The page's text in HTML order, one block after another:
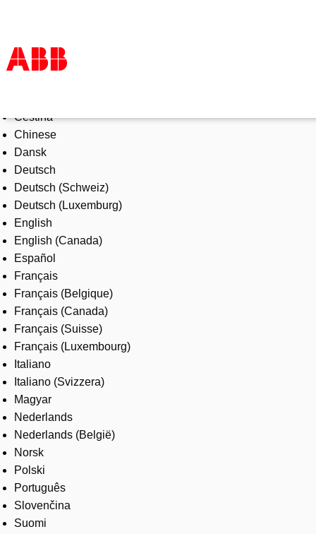
Products & Solutions
Industries
Services
About us
Where to buy
Contact us
Careers
Čeština
Chinese
Dansk
Deutsch
Deutsch (Schweiz)
Deutsch (Luxemburg)
English
English (Canada)
Español
Français
Français (Belgique)
Français (Canada)
Français (Suisse)
Français (Luxembourg)
Italiano
Italiano (Svizzera)
Magyar
Nederlands
Nederlands (België)
Norsk
Polski
Português
Slovenčina
Suomi